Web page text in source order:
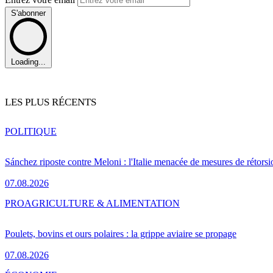
S'abonner
Loading...
LES PLUS RÉCENTS
Sánchez riposte contre Meloni : l'Italie menacée de mesures de
07.08.2026
POLITIQUE
Poulets, bovins et ours polaires : la grippe aviaire se propage
07.08.2026
PROAGRICULTURE & ALIMENTATION